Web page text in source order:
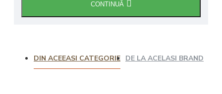
CONTINUĂ
DIN ACEEASI CATEGORIE DE LA ACELASI BRAND